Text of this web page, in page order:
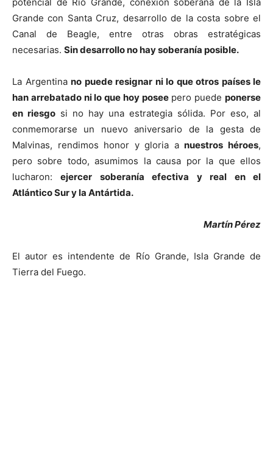
potencial de Río Grande, conexión soberana de la Isla
Grande con Santa Cruz, desarrollo de la costa sobre el
Canal de Beagle, entre otras obras estratégicas
necesarias. Sin desarrollo no hay soberanía posible.
La Argentina no puede resignar ni lo que otros países le
han arrebatado ni lo que hoy poseepero puedeponerse
en riesgo si no hay una estrategia sólida. Por eso, al
conmemorarse un nuevo aniversario de la gesta de
Malvinas, rendimos honor y gloria anuestros héroes,
pero sobre todo, asumimos la causa por la que ellos
lucharon:ejercer soberanía efectiva y real en el
Atlántico Sur y la Antártida.
Martín Pérez
El autor es intendente de Río Grande, Isla Grande de
Tierra del Fuego.